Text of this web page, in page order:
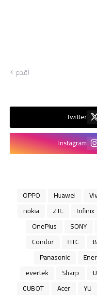
أقدم
Twitter
Instagram
Huawei
OPPO
Infinix
ZTE
nokia
SONY
OnePlus
HTC
Condor
Panasonic
Sharp
evertek
YU
Acer
CUBOT